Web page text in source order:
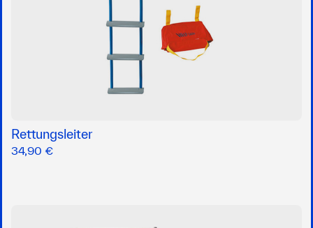
Rettungsleiter
34,90 €